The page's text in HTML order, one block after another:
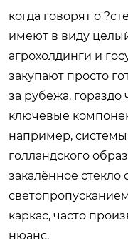
когда говорят о
имеют в виду
агрохолдинги и
закупают просто
за рубежа.
ключевые
например,
голландского
закалённое стекло
каркас, часто
нюанс.